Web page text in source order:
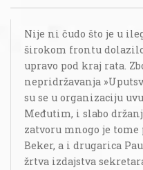
Nije ni čudo što je u
širokom frontu
upravo pod kraj rata.
nepridržavanja
su se u organizaciju
Međutim, i slabo
zatvoru mnogo je
Beker, a i drugarica
žrtva izdajstva